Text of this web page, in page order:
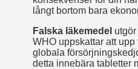
långt bortom bara
Falska läkemedel
WHO uppskattar att
globala
detta innebära tabletter